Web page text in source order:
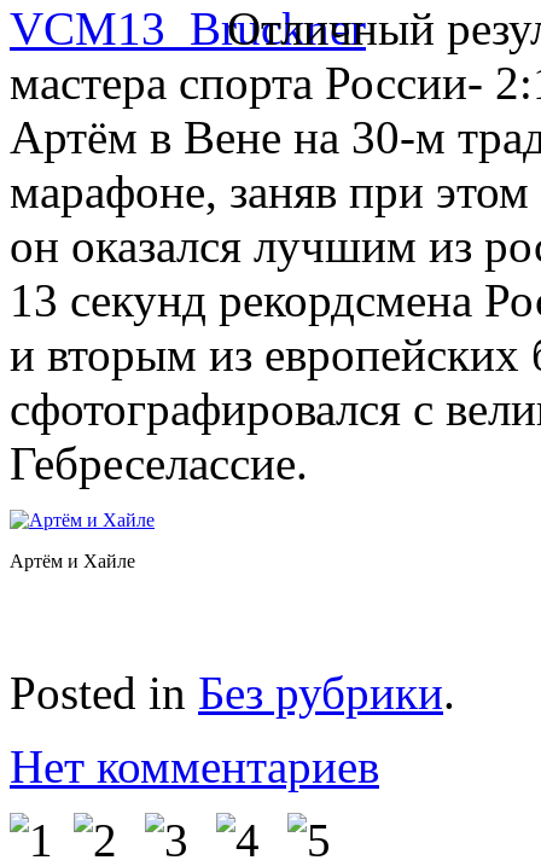
Отличный
мастера спорта России-
Артём в Вене на 30-м
марафоне, заняв при
он оказался лучшим из
13 секунд рекордсмена
и вторым из
сфотографировался с
Гебреселассие.
Артём и Хайле
Posted in Без рубрики.
Нет комментариев